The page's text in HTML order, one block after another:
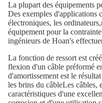
La plupart des équipements
Des exemples d'applications
électroniques, les
équipement pour la
ingénieurs de Hoan's
La fonction de ressort est
flexion d'un câble préformé
d'amortissement est le
les brins du câbleLes câbles,
caractéristiques d'une